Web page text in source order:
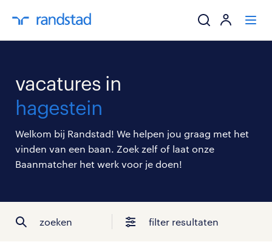
mijn carrière
over randstad
vacatures in
hagestein
Welkom bij Randstad! We helpen jou graag met het
vinden van een baan. Zoek zelf of laat onze
Baanmatcher het werk voor je doen!
zoeken filter resultaten